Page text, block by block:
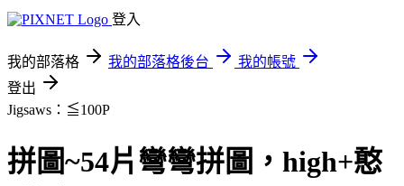
登入
我的部落格 我的部落格後台
我的帳號
登出
Jigsaws：≦100P
拼圖~54片彎彎拼圖，high+憨